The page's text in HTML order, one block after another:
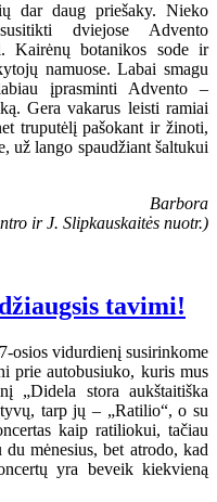
dar daug priešaky. Nieko
dviejose Advento
Kairėnų botanikos sode ir
namuose. Labai smagu
įprasminti Advento –
Gera vakarus leisti ramiai
truputėlį pašokant ir žinoti,
už lango spaudžiant šaltukui
Barbora
ir J. Slipkauskaitės nuotr.)
tavimi!
osios vidurdienį susirinkome
prie autobusiuko, kuris mus
stora aukštaitiška
tarp jų – „Ratilio“, o su
kaip ratiliokui, tačiau
mėnesius, bet atrodo, kad
yra beveik kiekvieną